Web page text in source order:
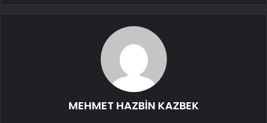
MEHMET HAZBİN KAZBEK